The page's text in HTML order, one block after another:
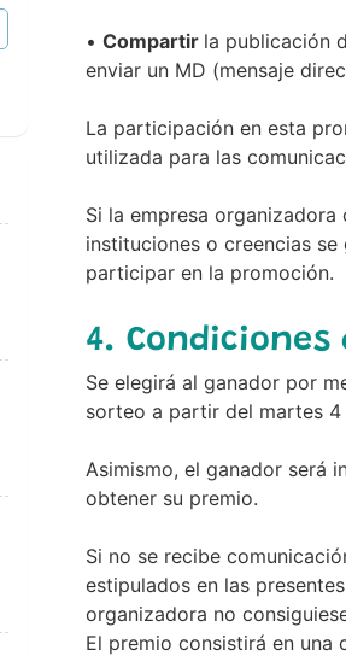
• Compartir la publicación
enviar un MD (mensaje
La participación en esta
utilizada para las
Si la empresa
instituciones o creencias
participar en la promoción.
4.
Se elegirá al ganador por
sorteo a partir del martes
Asimismo, el ganador será
obtener su premio.
Si no se recibe
estipulados en las
organizadora no
El premio consistirá en una